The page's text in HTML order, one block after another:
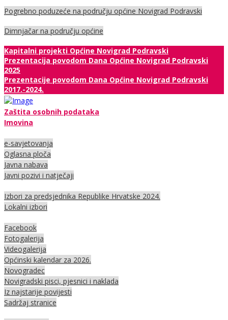
Pogrebno poduzeće na području općine Novigrad Podravski
Dimnjačar na području općine
Kapitalni projekti Općine Novigrad Podravski
Prezentacija povodom Dana Općine Novigrad Podravski
2025
Prezentacije povodom Dana Općine Novigrad Podravski
2017.-2024.
Zaštita osobnih podataka
Imovina
e-savjetovanja
Oglasna ploča
Javna nabava
Javni pozivi i natječaji
Izbori za predsjednika Republike Hrvatske 2024.
Lokalni izbori
Facebook
Fotogalerija
Videogalerija
Općinski kalendar za 2026.
Novogradec
Novigradski pisci, pjesnici i naklada
Iz najstarije povijesti
Sadržaj stranice